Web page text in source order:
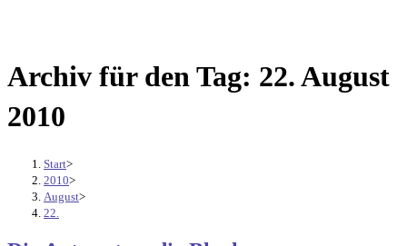
Archiv für den Tag: 22. August
2010
Start>
2010>
August>
22.